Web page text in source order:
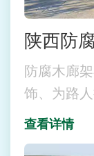
陕西防
防腐木廊
饰、为路
查看详情